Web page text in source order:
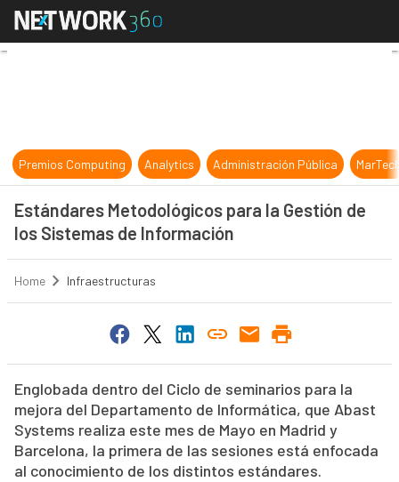
Estándares Metodológicos para la
Premios Computing Analytics Administración Pública
Estándares Metodológicos para la Gestión de
los Sistemas de Información
Home Infraestructuras
Englobada dentro del Ciclo de seminarios para la
mejora del Departamento de Informática, que Abast
Systems realiza este mes de Mayo en Madrid y
Barcelona, la primera de las sesiones está enfocada
al conocimiento de los distintos estándares.